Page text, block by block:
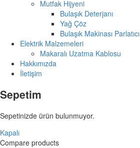
Mutfak Hijyeni
Bulaşık Deterjanı
Yağ Çöz
Bulaşık Makinası Parlatıcı
Elektrik Malzemeleri
Makaralı Uzatma Kablosu
Hakkımızda
İletişim
Sepetim
Sepetinizde ürün bulunmuyor.
Kapalı
Compare products